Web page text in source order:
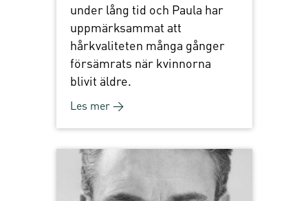
under lång tid och Paula har
uppmärksammat att
hårkvaliteten många gånger
försämrats när kvinnorna
blivit äldre.
Les mer →